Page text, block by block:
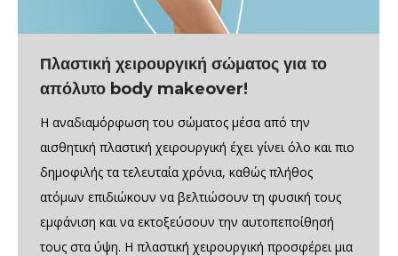
Πλαστική χειρουργική σώματος για το
απόλυτο body makeover!
Η αναδιαμόρφωση του σώματος μέσα από την
αισθητική πλαστική χειρουργική έχει γίνει όλο και πιο
δημοφιλής τα τελευταία χρόνια, καθώς πλήθος
ατόμων επιδιώκουν να βελτιώσουν τη φυσική τους
εμφάνιση και να εκτοξεύσουν την αυτοπεποίθησή
τους στα ύψη. Η πλαστική χειρουργική προσφέρει μια